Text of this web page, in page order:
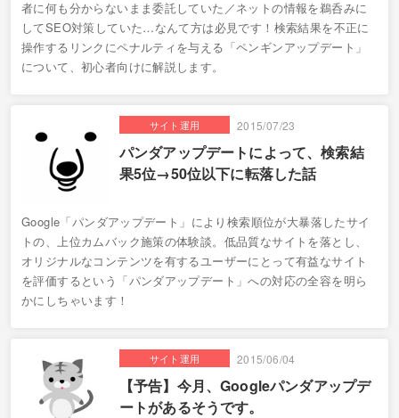
者に何も分からないまま委託していた／ネットの情報を鵜呑みに
してSEO対策していた…なんて方は必見です！検索結果を不正に
操作するリンクにペナルティを与える「ペンギンアップデート」
について、初心者向けに解説します。
サイト運用 2015/07/23
パンダアップデートによって、検索結
果5位→50位以下に転落した話
Google「パンダアップデート」により検索順位が大暴落したサイ
トの、上位カムバック施策の体験談。低品質なサイトを落とし、
オリジナルなコンテンツを有するユーザーにとって有益なサイト
を評価するという「パンダアップデート」への対応の全容を明ら
かにしちゃいます！
サイト運用 2015/06/04
【予告】今月、Googleパンダアップデ
ートがあるそうです。